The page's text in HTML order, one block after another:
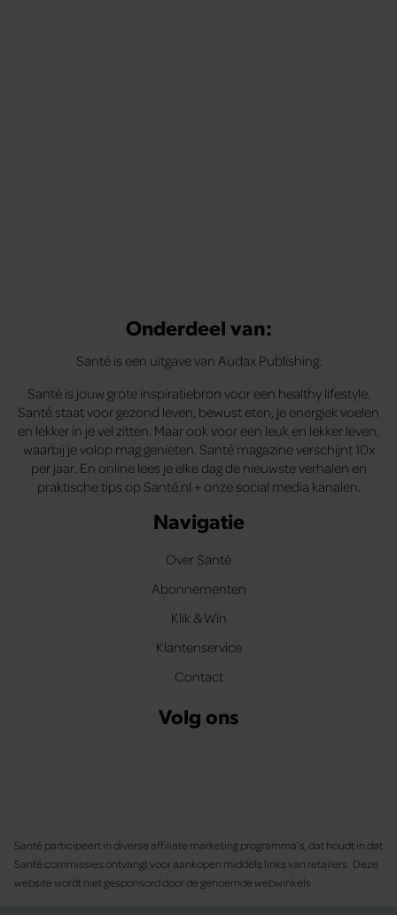
Onderdeel van:
Santé is een uitgave van Audax Publishing.
Santé is jouw grote inspiratiebron voor een healthy lifestyle.
Santé staat voor gezond leven, bewust eten, je energiek voelen
en lekker in je vel zitten. Maar ook voor een leuk en lekker leven,
waarbij je volop mag genieten. Santé magazine verschijnt 10x
per jaar. En online lees je elke dag de nieuwste verhalen en
praktische tips op Santé.nl + onze social media kanalen.
Navigatie
Over Santé
Abonnementen
Klik & Win
Klantenservice
Contact
Volg ons
Santé participeert in diverse affiliate marketing programma’s, dat houdt in dat
Santé commissies ontvangt voor aankopen middels links van retailers. Deze
website wordt niet gesponsord door de genoemde webwinkels.